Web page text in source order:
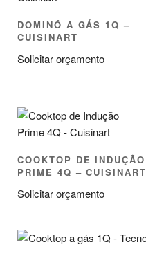
DOMINÓ A GÁS 1Q –
CUISINART
Solicitar orçamento
COOKTOP DE INDUÇÃO
PRIME 4Q – CUISINART
Solicitar orçamento